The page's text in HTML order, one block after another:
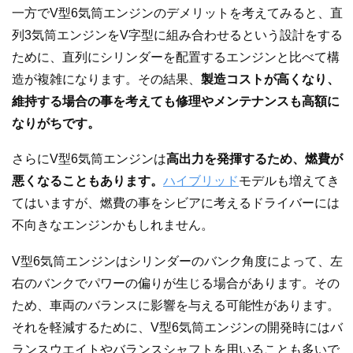
一方でV型6気筒エンジンのデメリットを考えてみると、直
列3気筒エンジンをV字型に組み合わせるという設計をする
ために、直列にシリンダーを配置するエンジンと比べて構
造が複雑になります。その結果、 製造コストが高くなり、
維持する場合の事を考えても修理やメンテナンスも高額に
なりがちです。
さらにV型6気筒エンジンは高出力を発揮するため、燃費が
悪くなることもあります。 ハイブリッドモデルも増えてき
てはいますが、燃費の事をシビアに考えるドライバーには
不向きなエンジンかもしれません。
V型6気筒エンジンはシリンダーのバンク角度によって、左
右のバンクでパワーの偏りが生じる場合があります。その
ため、車両のバランスに影響を与える可能性があります。
それを軽減するために、V型6気筒エンジンの開発時にはバ
ランスウエイトやバランスシャフトを用いることも多いで